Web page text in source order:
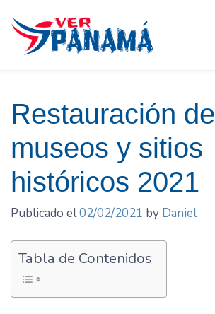
contenido
Restauración de
museos y sitios
históricos 2021
Publicado el02/02/2021 by Daniel
Tabla de Contenidos